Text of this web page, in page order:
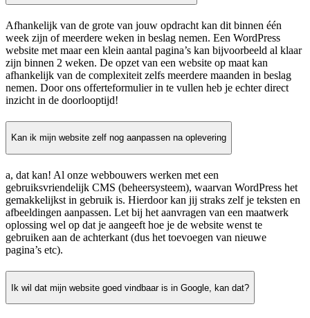
Afhankelijk van de grote van jouw opdracht kan dit binnen één
week zijn of meerdere weken in beslag nemen. Een WordPress
website met maar een klein aantal pagina’s kan bijvoorbeeld al klaar
zijn binnen 2 weken. De opzet van een website op maat kan
afhankelijk van de complexiteit zelfs meerdere maanden in beslag
nemen. Door ons offerteformulier in te vullen heb je echter direct
inzicht in de doorlooptijd!
Kan ik mijn website zelf nog aanpassen na oplevering
a, dat kan! Al onze webbouwers werken met een
gebruiksvriendelijk CMS (beheersysteem), waarvan WordPress het
gemakkelijkst in gebruik is. Hierdoor kan jij straks zelf je teksten en
afbeeldingen aanpassen. Let bij het aanvragen van een maatwerk
oplossing wel op dat je aangeeft hoe je de website wenst te
gebruiken aan de achterkant (dus het toevoegen van nieuwe
pagina’s etc).
Ik wil dat mijn website goed vindbaar is in Google, kan dat?